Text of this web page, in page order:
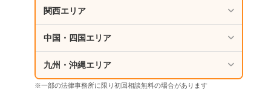
関西エリア
中国・四国エリア
九州・沖縄エリア
※一部の法律事務所に限り初回相談無料の場合があります